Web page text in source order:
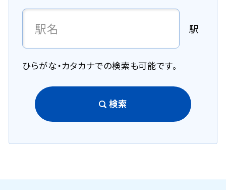
駅
ひらがな・カタカナでの検索も可能です。
検索